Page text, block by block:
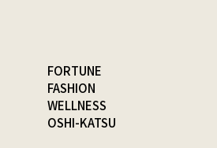
FORTUNE
FASHION
WELLNESS
OSHI-KATSU